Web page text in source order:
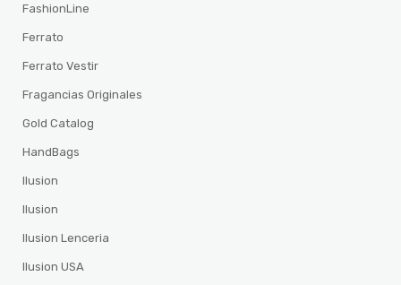
FashionLine
Ferrato
Ferrato Vestir
Fragancias Originales
Gold Catalog
HandBags
Ilusion
Ilusion
Ilusion Lenceria
Ilusion USA